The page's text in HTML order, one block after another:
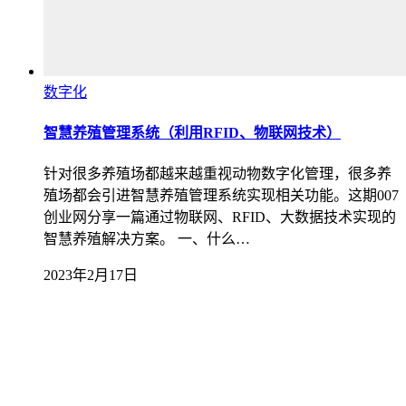
数字化
智慧养殖管理系统（利用RFID、物联网技术）
针对很多养殖场都越来越重视动物数字化管理，很多养
殖场都会引进智慧养殖管理系统实现相关功能。这期007
创业网分享一篇通过物联网、RFID、大数据技术实现的
智慧养殖解决方案。 一、什么…
2023年2月17日